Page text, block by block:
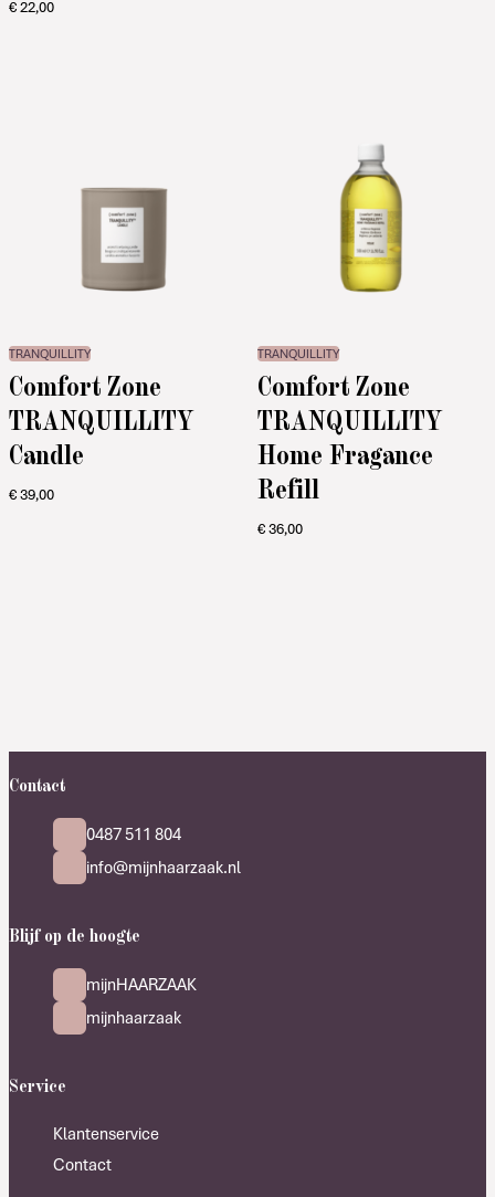
€22,00
TRANQUILLITY
Comfort Zone
TRANQUILLITY
Candle
€39,00
TRANQUILLITY
Comfort Zone
TRANQUILLITY
Home Fragance
Refill
€36,00
Contact
0487 511 804
info@mijnhaarzaak.nl
Blijf op de hoogte
mijnHAARZAAK
mijnhaarzaak
Service
Klantenservice
Contact